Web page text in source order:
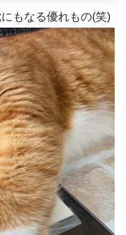
もなる優れもの(笑)